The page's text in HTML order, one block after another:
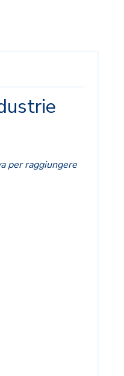
per raggiungere